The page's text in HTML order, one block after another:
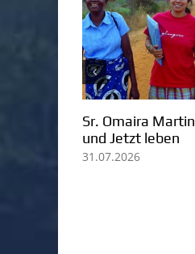
Kolumbien: Mission in
07.08.2026